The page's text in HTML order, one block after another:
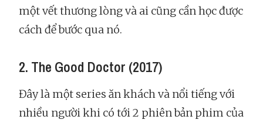
một vết thương lòng và ai cũng cần học được
cách để bước qua nó.
2. The Good Doctor (2017)
Đây là một series ăn khách và nổi tiếng với
nhiều người khi có tới 2 phiên bản phim của